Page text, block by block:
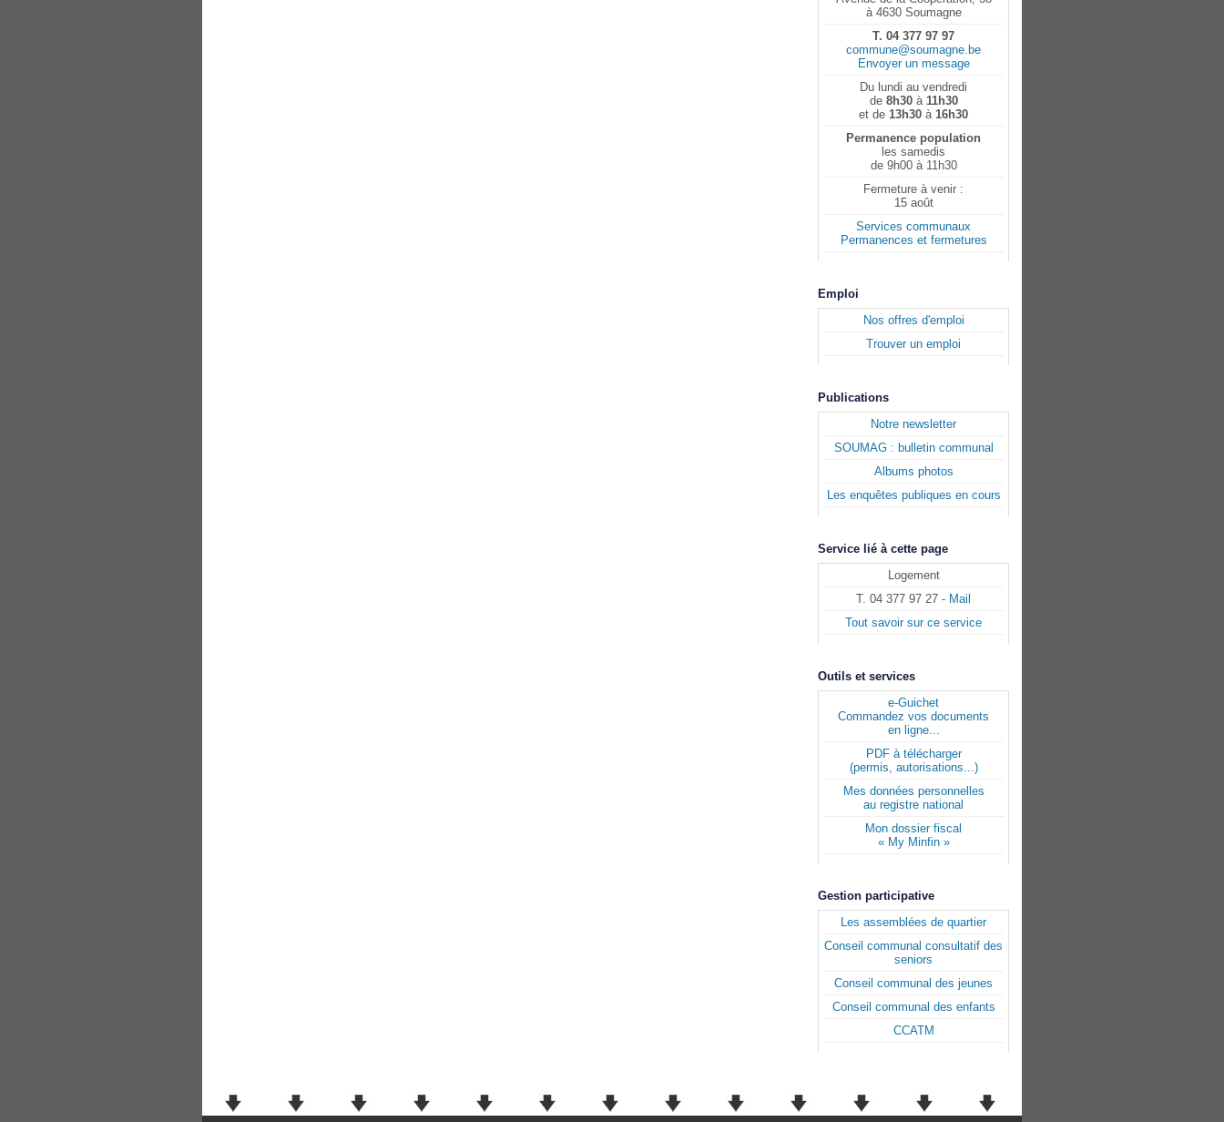
à 4630 Soumagne
T. 04 377 97 97
commune@soumagne.be
Envoyer un message
Du lundi au vendredi
de 8h30à 11h30
et de 13h30 à 16h30
Permanence population
les samedis
de 9h00 à 11h30
Fermeture à venir :
15 août
Services communaux
Permanences et fermetures
Emploi
Nos offres d'emploi
Trouver un emploi
Publications
Notre newsletter
SOUMAG : bulletin communal
Albums photos
Les enquêtes publiques en cours
Service lié à cette page
Logement
T. 04 377 97 27 - Mail
Tout savoir sur ce service
Outils et services
e-Guichet
Commandez vos documents
en ligne...
PDF à télécharger
(permis, autorisations...)
Mes données personnelles
au registre national
Mon dossier fiscal
« My Minfin »
Gestion participative
Les assemblées de quartier
Conseil communal consultatif des
seniors
Conseil communal des jeunes
Conseil communal des enfants
CCATM